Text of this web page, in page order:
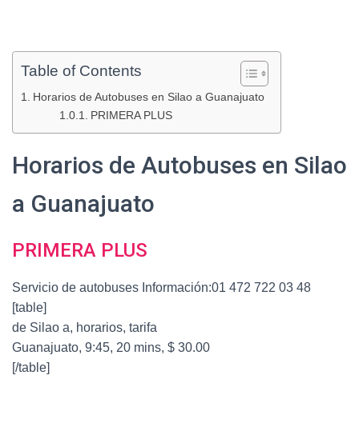
Table of Contents
Horarios de Autobuses en Silao a Guanajuato
PRIMERA PLUS
Horarios de Autobuses en Silao
a Guanajuato
PRIMERA PLUS
Servicio de autobuses Información:01 472 722 03 48
[table]
de Silao a, horarios, tarifa
Guanajuato, 9:45, 20 mins, $ 30.00
[/table]